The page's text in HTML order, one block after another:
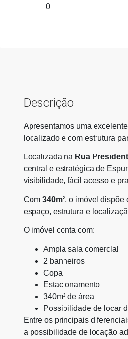
0
Descrição
Apresentamos uma
localizado e com estrutura
Localizada na Rua
central e estratégica de
visibilidade, fácil acesso e
Com 340m², o imóvel dispõe
espaço, estrutura e
O imóvel conta com:
Ampla sala comercial
2 banheiros
Copa
Estacionamento
340m² de área
Possibilidade de locar
Entre os principais
a possibilidade de locação